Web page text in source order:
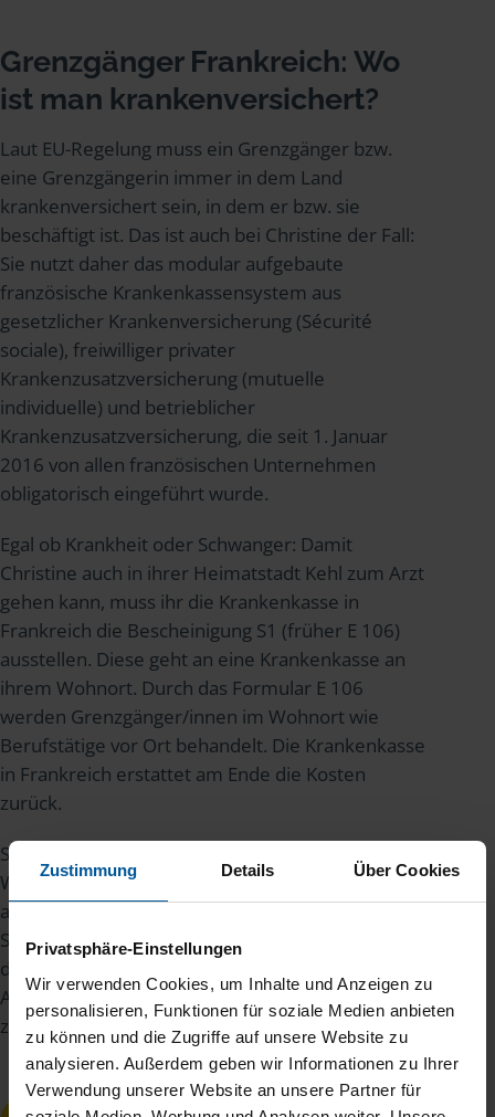
Zustimmung Details Über Cookies
Privatsphäre-Einstellungen
Wir verwenden Cookies, um Inhalte und Anzeigen zu
personalisieren, Funktionen für soziale Medien anbieten
zu können und die Zugriffe auf unsere Website zu
analysieren. Außerdem geben wir Informationen zu Ihrer
Verwendung unserer Website an unsere Partner für
Grenzgänger Frankreich: Wo
ist man krankenversichert?
Laut EU-Regelung muss ein Grenzgänger bzw.
eine Grenzgängerin immer in dem Land
krankenversichert sein, in dem er bzw. sie
beschäftigt ist. Das ist auch bei Christine der Fall:
Sie nutzt daher das modular aufgebaute
französische Krankenkassensystem aus
gesetzlicher Krankenversicherung (Sécurité
sociale), freiwilliger privater
Krankenzusatzversicherung (mutuelle
individuelle) und betrieblicher
Krankenzusatzversicherung, die seit 1. Januar
2016 von allen französischen Unternehmen
obligatorisch eingeführt wurde.
Egal ob Krankheit oder Schwanger: Damit
Christine auch in ihrer Heimatstadt Kehl zum Arzt
gehen kann, muss ihr die Krankenkasse in
Frankreich die Bescheinigung S1 (früher E 106)
ausstellen. Diese geht an eine Krankenkasse an
ihrem Wohnort. Durch das Formular E 106
werden Grenzgänger/innen im Wohnort wie
Berufstätige vor Ort behandelt. Die Krankenkasse
in Frankreich erstattet am Ende die Kosten
zurück.
Seit Juli 2023 gibt allerdings eine Besonderheit:
Wer 50 Prozent oder mehr im Home-Office
arbeitet, wechselt in das
Sozialversicherungssystem des Wohnlandes. In
diesem Fall stellen Sie als Arbeitgeber/in den
Antrag auf eine A1-Bescheinigung bei der
zuständigen Stelle in Deutschland.